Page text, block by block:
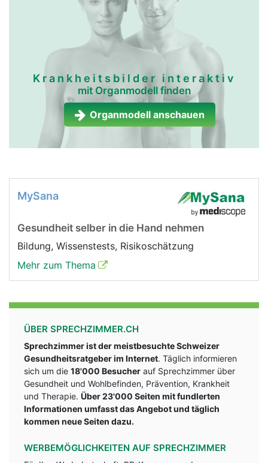
Krankheitsbilder interaktiv
mit Organmodell finden
Organmodell anschauen
MySana
Gesundheit selber in die Hand nehmen
Bildung, Wissenstests, Risikoschätzung
Mehr zum Thema
ÜBER SPRECHZIMMER.CH
Sprechzimmer ist der meistbesuchte Schweizer
Gesundheitsratgeber im Internet. Täglich informieren
sich um die 18'000 Besucher auf Sprechzimmer über
Gesundheit und Wohlbefinden, Prävention, Krankheit
und Therapie. Über 23'000 Seiten mit fundlerten
Informationen umfasst das Angebot und täglich
kommen neue Seiten dazu.
WERBEMÖGLICHKEITEN AUF SPRECHZIMMER